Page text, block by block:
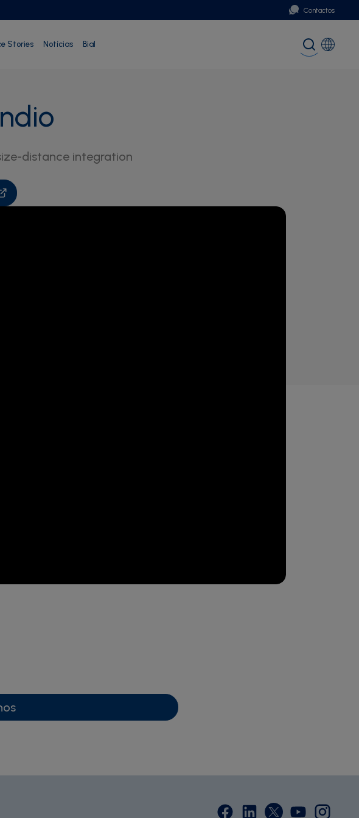
Contactos
Stories Notícias Bial
distance integration